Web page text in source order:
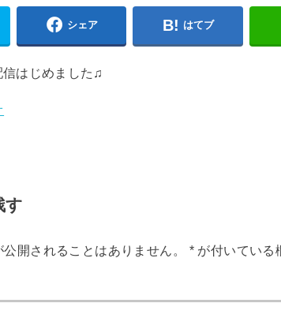
シェア はてブ
はじめました♫
す
開されることはありません。 *が付いている